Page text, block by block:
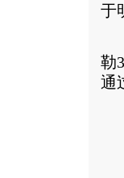
于
勒
通